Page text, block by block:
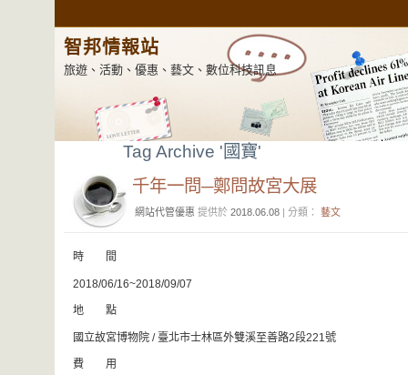
智邦情報站
旅遊、活動、優惠、藝文、數位科技訊息
Tag Archive '國寶'
千年一問─鄭問故宮大展
網站代管優惠 提供於 2018.06.08 | 分類： 藝文
時 間
2018/06/16~2018/09/07
地 點
國立故宮博物院 / 臺北市士林區外雙溪至善路2段221號
費 用